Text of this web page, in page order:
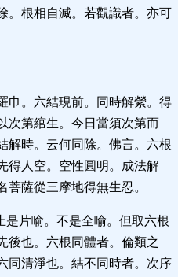
。根相自滅。若觀識者。亦可
巾。六結現前。同時解縈。得
次第綰生。今日當須次第而
解時。云何同除。佛言。六根
得人空。空性圓明。成法解
薩從三摩地得無生忍。
片喻。不是全喻。但取六根
後也。六根同體者。倫類之
同清淨也。結不同時者。次序